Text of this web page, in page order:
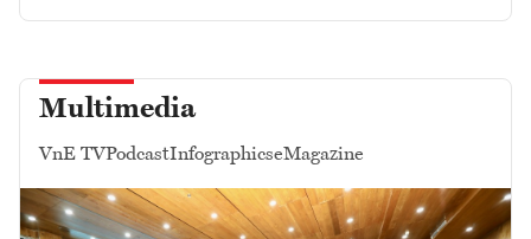
Multimedia
VnE TVPodcastInfographicseMagazine